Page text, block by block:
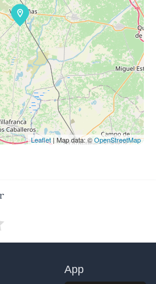
Leaflet | Map data: ©OpenStreetMap
App